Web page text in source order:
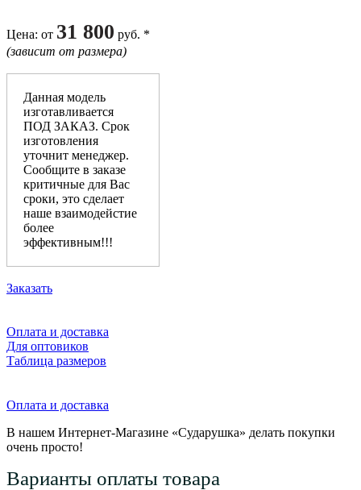
Цена: от 31 800 руб. *
(зависит от размера)
Данная модель
изготавливается
ПОД ЗАКАЗ. Срок
изготовления
уточнит менеджер.
Сообщите в заказе
критичные для Вас
сроки, это сделает
наше взаимодейстие
более
эффективным!!!
Заказать
Оплата и доставка
Для оптовиков
Таблица размеров
Оплата и доставка
В нашем Интернет-Магазине «Сударушка» делать покупки
очень просто!
Варианты оплаты товара